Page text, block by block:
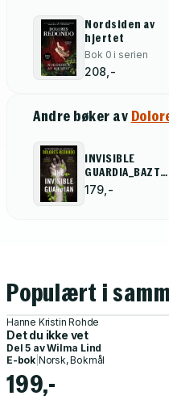
Nordsiden av
hjertet
Bok 0 i serien
208,-
Andre bøker av
INVISIBLE
GUARDIA_BAZTAN
T1 PB
179,-
Populært i
Hanne Kristin Rohde
Det du ikke vet
Del 5 avWilma Lind
E-bok Norsk, Bokmål
199,-